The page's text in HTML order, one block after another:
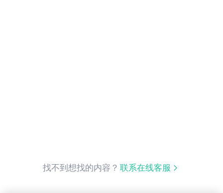
找不到想找的内容？ 联系在线客服